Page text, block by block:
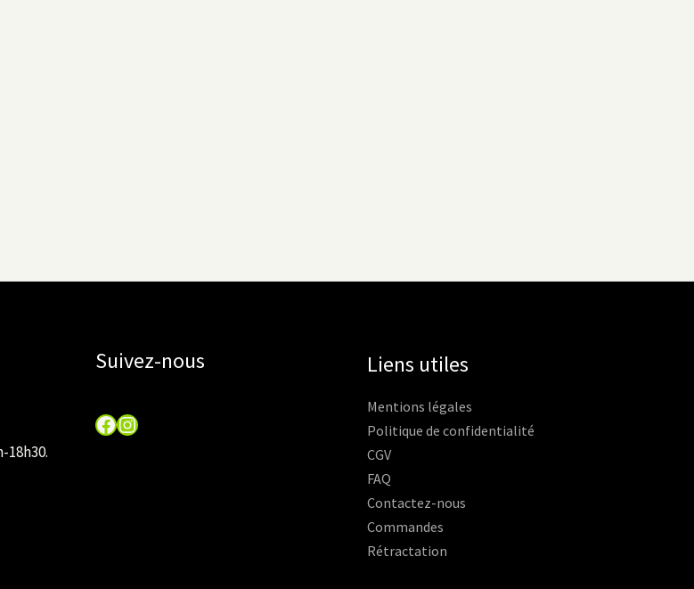
18h30.
Suivez-nous
Facebook
Instagram
Liens utiles
Mentions légales
Politique de confidentialité
CGV
FAQ
Contactez-nous
Commandes
Rétractation